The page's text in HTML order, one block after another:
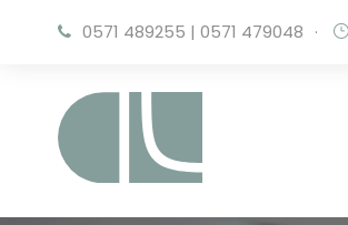
0571 489255 | 0571 479048 ·